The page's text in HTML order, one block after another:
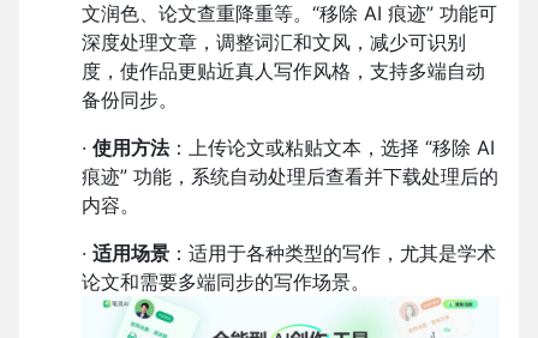
文润色、论文查重降重等。“移除 AI 痕迹” 功能可
深度处理文章，调整词汇和文风，减少可识别
度，使作品更贴近真人写作风格，支持多端自动
备份同步。
· 使用方法：上传论文或粘贴文本，选择 “移除 AI
痕迹” 功能，系统自动处理后查看并下载处理后的
内容。
· 适用场景 ：适用于各种类型的写作，尤其是学术
论文和需要多端同步的写作场景。